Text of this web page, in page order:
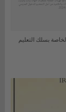
بسلك التعليم